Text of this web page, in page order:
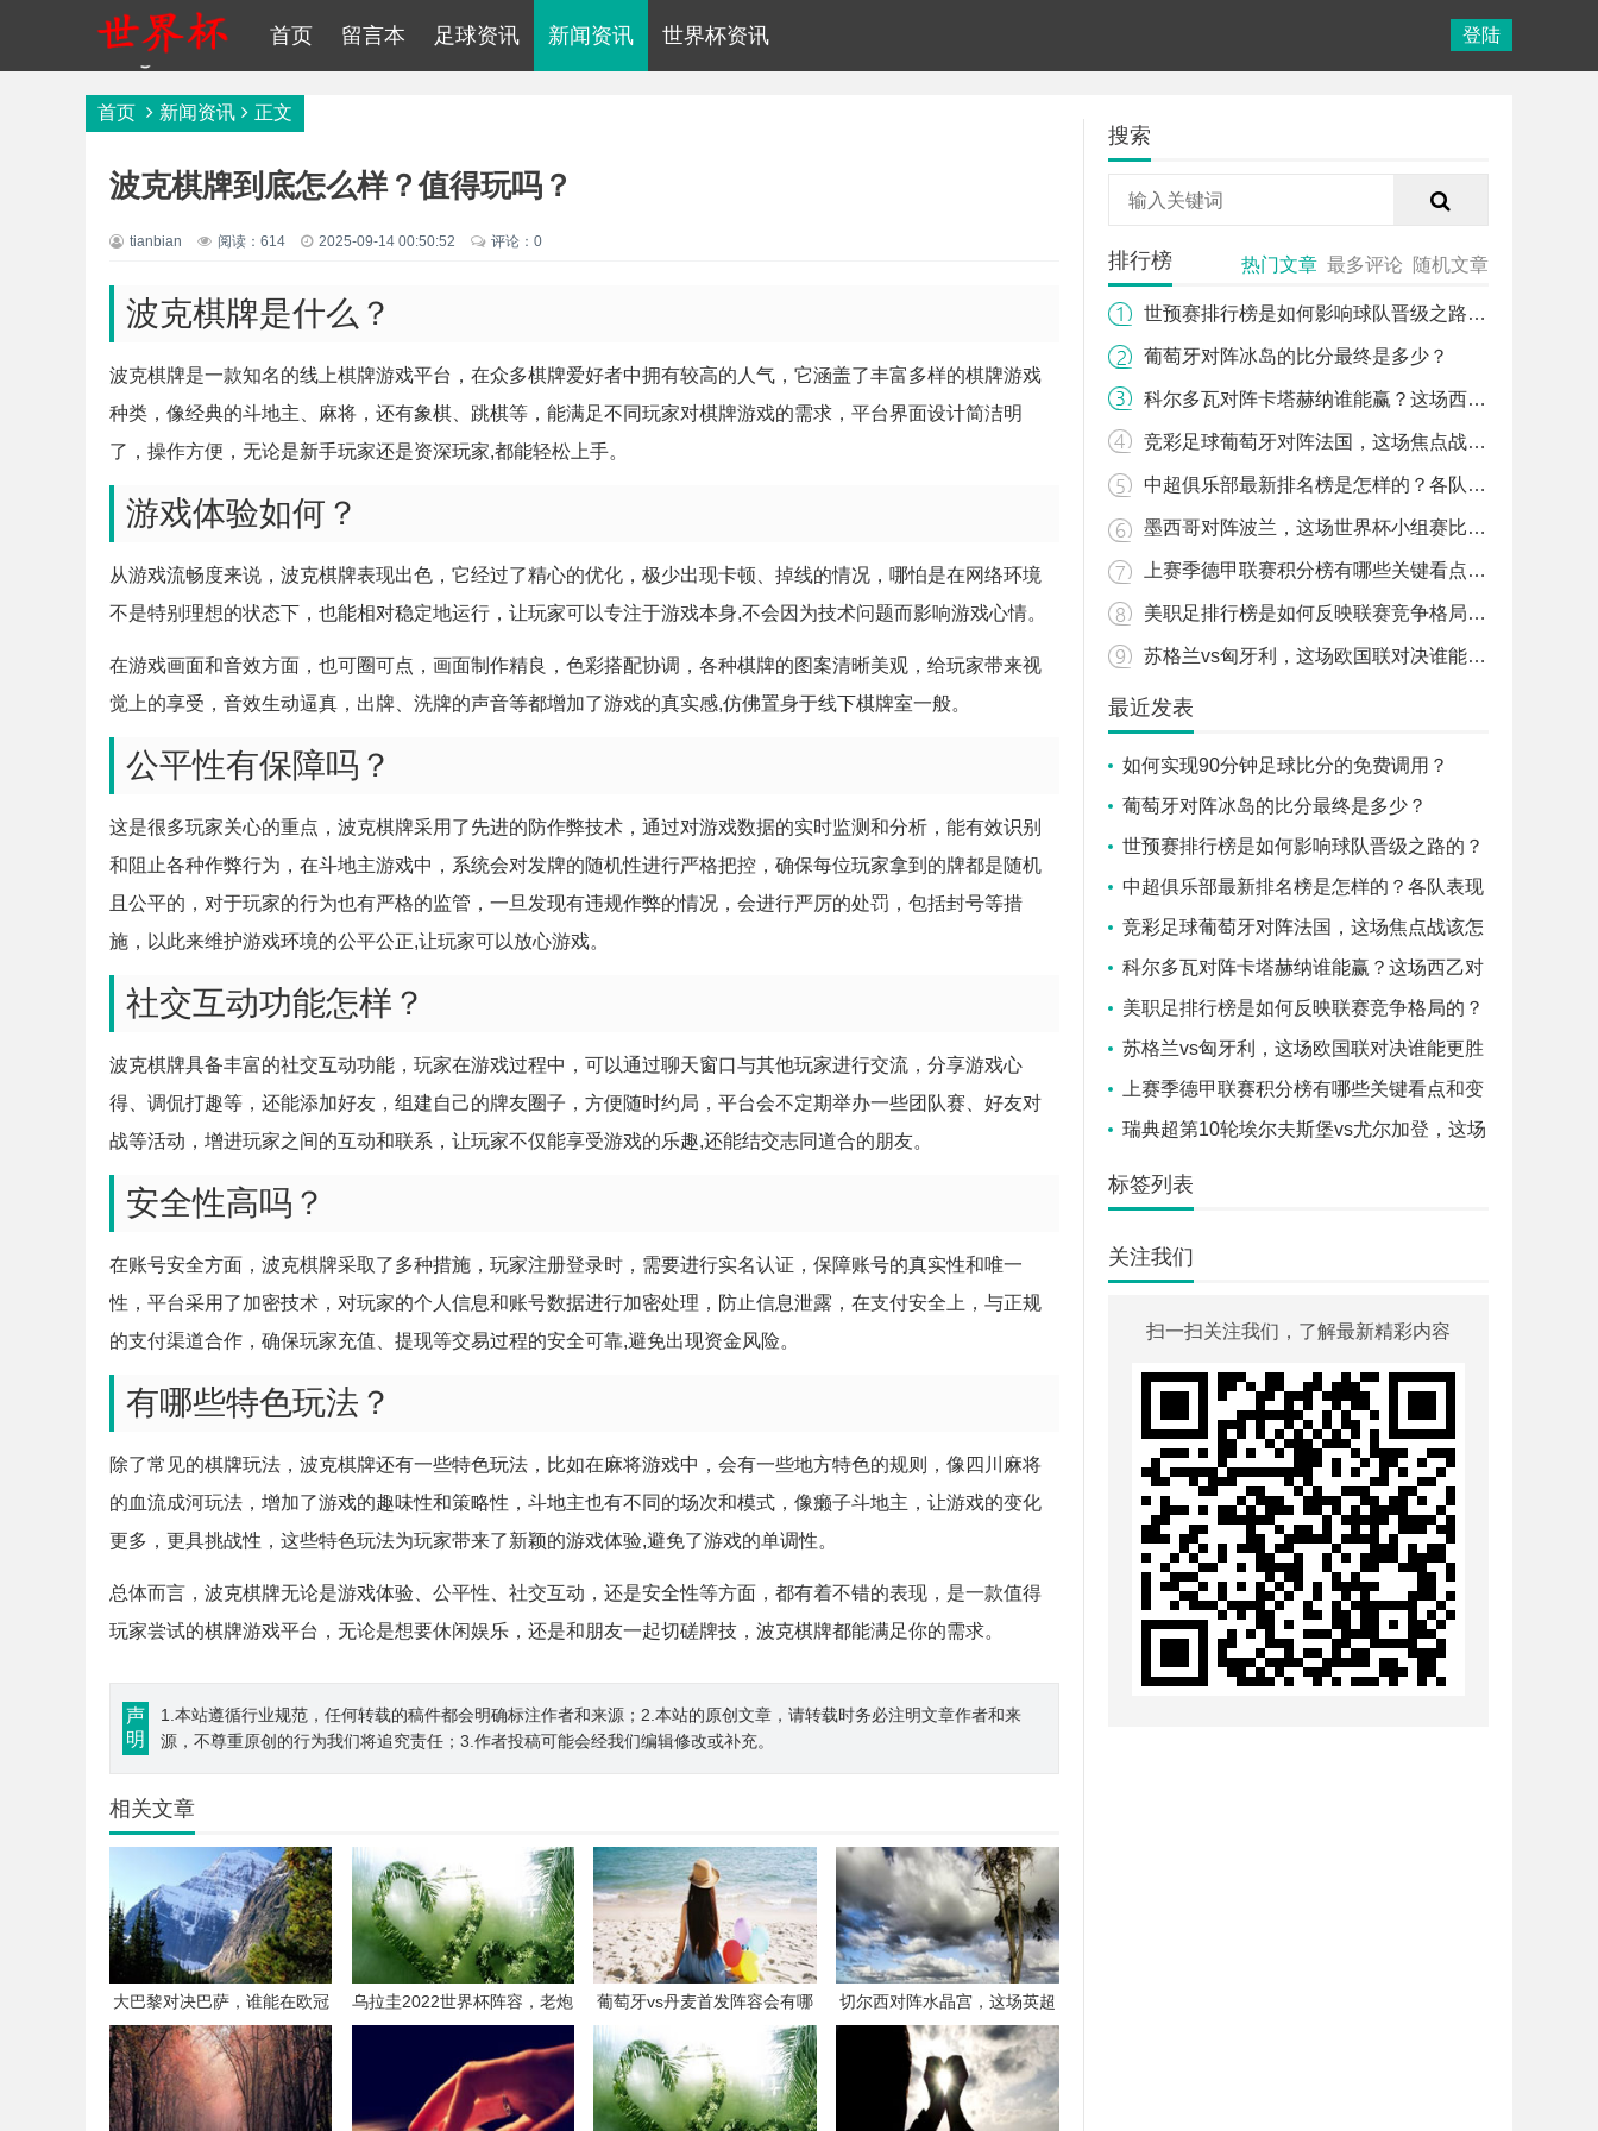
首页 留言本 足球资讯 新闻资讯 世界杯资讯 登陆
首页 新闻资讯 正文
波克棋牌到底怎么样？值得玩吗？
tianbian 阅读：614 2025-09-14 00:50:52 评论：0
波克棋牌是什么？
波克棋牌是一款知名的线上棋牌游戏平台，在众多棋牌爱好者中拥有较高的人气，它涵盖了丰富多样的棋牌游戏
种类，像经典的斗地主、麻将，还有象棋、跳棋等，能满足不同玩家对棋牌游戏的需求，平台界面设计简洁明
了，操作方便，无论是新手玩家还是资深玩家,都能轻松上手。
游戏体验如何？
从游戏流畅度来说，波克棋牌表现出色，它经过了精心的优化，极少出现卡顿、掉线的情况，哪怕是在网络环境
不是特别理想的状态下，也能相对稳定地运行，让玩家可以专注于游戏本身,不会因为技术问题而影响游戏心情。
在游戏画面和音效方面，也可圈可点，画面制作精良，色彩搭配协调，各种棋牌的图案清晰美观，给玩家带来视
觉上的享受，音效生动逼真，出牌、洗牌的声音等都增加了游戏的真实感,仿佛置身于线下棋牌室一般。
公平性有保障吗？
这是很多玩家关心的重点，波克棋牌采用了先进的防作弊技术，通过对游戏数据的实时监测和分析，能有效识别
和阻止各种作弊行为，在斗地主游戏中，系统会对发牌的随机性进行严格把控，确保每位玩家拿到的牌都是随机
且公平的，对于玩家的行为也有严格的监管，一旦发现有违规作弊的情况，会进行严厉的处罚，包括封号等措
施，以此来维护游戏环境的公平公正,让玩家可以放心游戏。
社交互动功能怎样？
波克棋牌具备丰富的社交互动功能，玩家在游戏过程中，可以通过聊天窗口与其他玩家进行交流，分享游戏心
得、调侃打趣等，还能添加好友，组建自己的牌友圈子，方便随时约局，平台会不定期举办一些团队赛、好友对
战等活动，增进玩家之间的互动和联系，让玩家不仅能享受游戏的乐趣,还能结交志同道合的朋友。
安全性高吗？
在账号安全方面，波克棋牌采取了多种措施，玩家注册登录时，需要进行实名认证，保障账号的真实性和唯一
性，平台采用了加密技术，对玩家的个人信息和账号数据进行加密处理，防止信息泄露，在支付安全上，与正规
的支付渠道合作，确保玩家充值、提现等交易过程的安全可靠,避免出现资金风险。
有哪些特色玩法？
除了常见的棋牌玩法，波克棋牌还有一些特色玩法，比如在麻将游戏中，会有一些地方特色的规则，像四川麻将
的血流成河玩法，增加了游戏的趣味性和策略性，斗地主也有不同的场次和模式，像癞子斗地主，让游戏的变化
更多，更具挑战性，这些特色玩法为玩家带来了新颖的游戏体验,避免了游戏的单调性。
总体而言，波克棋牌无论是游戏体验、公平性、社交互动，还是安全性等方面，都有着不错的表现，是一款值得
玩家尝试的棋牌游戏平台，无论是想要休闲娱乐，还是和朋友一起切磋牌技，波克棋牌都能满足你的需求。
声
明
1.本站遵循行业规范，任何转载的稿件都会明确标注作者和来源；2.本站的原创文章，请转载时务必注明文章作者和来
源，不尊重原创的行为我们将追究责任；3.作者投稿可能会经我们编辑修改或补充。
相关文章
大巴黎对决巴萨，谁能在欧冠
赛场笑到最后？
乌拉圭2022世界杯阵容，老炮
压阵+新星崛起，能否续写荣
葡萄牙vs丹麦首发阵容会有哪
切尔西对阵水晶宫，这场英超
对决有哪些看点和悬念？
搜索
排行榜 热门文章 最多评论 随机文章
世预赛排行榜是如何影响球队晋级之路的？
葡萄牙对阵冰岛的比分最终是多少？
科尔多瓦对阵卡塔赫纳谁能赢？这场西乙对决有哪些关键看点？
竞彩足球葡萄牙对阵法国，这场焦点战该怎么看？
中超俱乐部最新排名榜是怎样的？各队表现背后有哪些故事？
墨西哥对阵波兰，这场世界杯小组赛比分会如何？
上赛季德甲联赛积分榜有哪些关键看点和变化？
美职足排行榜是如何反映联赛竞争格局的？
苏格兰vs匈牙利，这场欧国联对决谁能更胜一筹？
最近发表
如何实现90分钟足球比分的免费调用？
葡萄牙对阵冰岛的比分最终是多少？
世预赛排行榜是如何影响球队晋级之路的？
中超俱乐部最新排名榜是怎样的？各队表现
背后有哪些故事？
竞彩足球葡萄牙对阵法国，这场焦点战该怎
么看？
科尔多瓦对阵卡塔赫纳谁能赢？这场西乙对
决有哪些关键看点？
美职足排行榜是如何反映联赛竞争格局的？
苏格兰vs匈牙利，这场欧国联对决谁能更胜
一筹？
上赛季德甲联赛积分榜有哪些关键看点和变
化？
瑞典超第10轮埃尔夫斯堡vs尤尔加登，这场
北欧对决谁能笑到最后？
标签列表
关注我们
扫一扫关注我们，了解最新精彩内容